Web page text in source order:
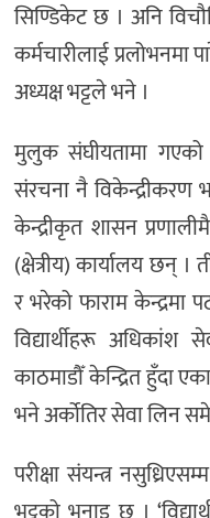
सिण्डिकेट छ । अनि
कर्मचारीलाई प्रलोभनमा
अध्यक्ष भट्टले भने ।
मुलुक संघीयतामा
संरचना नै विकेन्द्रीकरण
केन्द्रीकृत शासन
(क्षेत्रीय) कार्यालय छन् ।
र भरेको फाराम केन्द्रमा
विद्यार्थीहरू
काठमाडौँ केन्द्रित हुँदा
भने अर्कोतिर सेवा लिन
परीक्षा संयन्त्र